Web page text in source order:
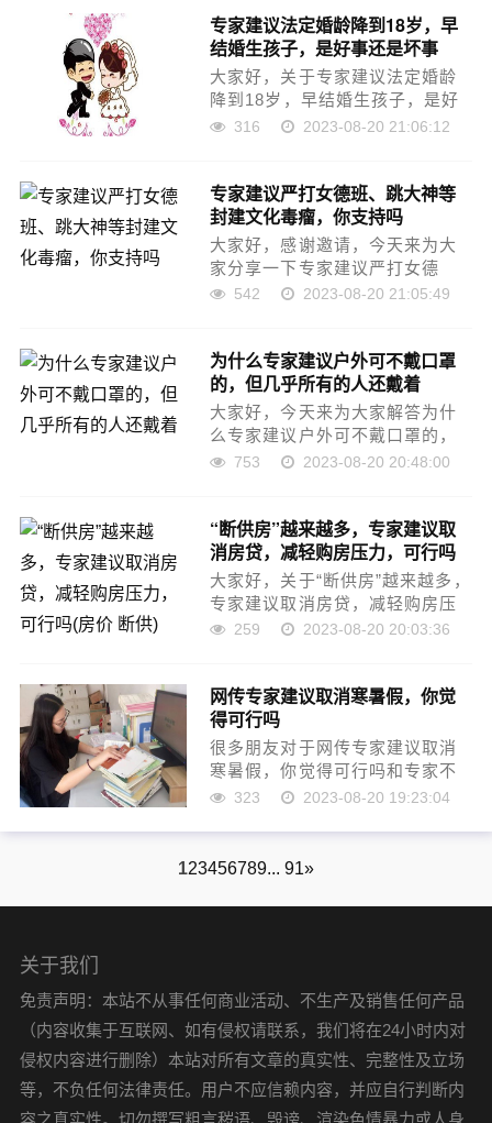
过30厘米。 2. 字体：春联的字体
应该清……
专家建议法定婚龄降到18岁，早
结婚生孩子，是好事还是坏事
大家好，关于专家建议法定婚龄
降到18岁，早结婚生孩子，是好
事还是坏事很多朋友都还不太明
知识，希望对各位有所帮助！本
文目录专家建议法定婚龄降到
1……
316 2023-08-20 21:06:12
专家建议严打女德班、跳大神等
封建文化毒瘤，你支持吗
大家好，感谢邀请，今天来为大
家分享一下专家建议严打女德
班、跳大神等封建文化毒瘤，你
是还不太明白的话，也没有关
系，因为接下来将为大家分享，
希望可……
542 2023-08-20 21:05:49
为什么专家建议户外可不戴口罩
的，但几乎所有的人还戴着
大家好，今天来为大家解答为什
么专家建议户外可不戴口罩的，
但几乎所有的人还戴着这个问题
呢，今天就来为大家分析分析，
现在让我们一起来看看吧！如果
解……
753 2023-08-20 20:48:00
“断供房”越来越多，专家建议取
消房贷，减轻购房压力，可行吗
(房价 断供)
大家好，关于“断供房”越来越多，
专家建议取消房贷，减轻购房压
力，可行吗很多朋友都还不太明
对各位有所帮助！本文目录“断供
房”越来越多，专家建议取……
259 2023-08-20 20:03:36
网传专家建议取消寒暑假，你觉
得可行吗
很多朋友对于网传专家建议取消
寒暑假，你觉得可行吗和专家不
建议补课不太懂，今天就由小编
目录老师为啥要禁止补课天价补
外……
323 2023-08-20 19:23:04
123456789... 91»
关于我们
免责声明：本站不从事任何商业活动、不生产及销售任何产品
（内容收集于互联网、如有侵权请联系，我们将在24小时内对
侵权内容进行删除）本站对所有文章的真实性、完整性及立场
等，不负任何法律责任。用户不应信赖内容，并应自行判断内